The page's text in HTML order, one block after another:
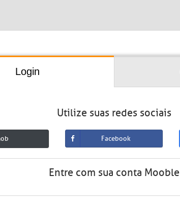
Login
Utilize suas redes sociais
Facebook
Entre com sua conta Mooble